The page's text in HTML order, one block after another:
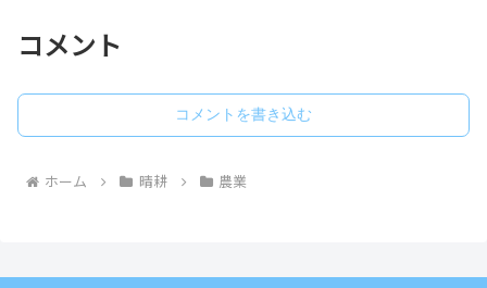
コメント
コメントを書き込む
ホーム 晴耕 農業